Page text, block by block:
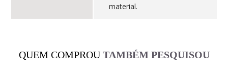
material.
QUEM COMPROU TAMBÉM PESQUISOU